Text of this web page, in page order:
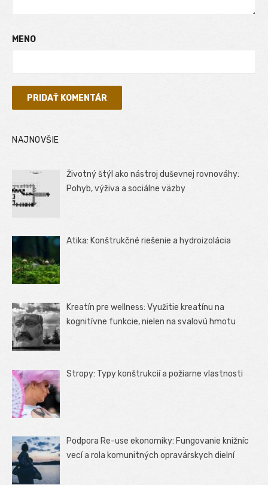
MENO
NAJNOVŠIE
Životný štýl ako nástroj duševnej rovnováhy:
Pohyb, výživa a sociálne väzby
Atika: Konštrukčné riešenie a hydroizolácia
Kreatín pre wellness: Využitie kreatínu na
kognitívne funkcie, nielen na svalovú hmotu
Stropy: Typy konštrukcií a požiarne vlastnosti
Podpora Re-use ekonomiky: Fungovanie knižníc
vecí a rola komunitných opravárskych dielní